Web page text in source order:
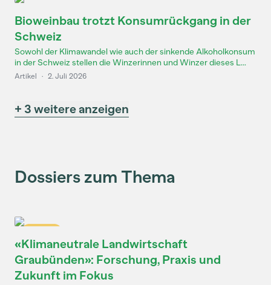
Bioweinbau trotzt Konsumrückgang in der
Schweiz
Sowohl der Klimawandel wie auch der sinkende Alkoholkonsum
in der Schweiz stellen die Winzerinnen und Winzer dieses L...
Artikel · 2. Juli 2026
+ 3 weitere anzeigen
Dossiers zum Thema
«Klimaneutrale Landwirtschaft
Graubünden»: Forschung, Praxis und
Zukunft im Fokus